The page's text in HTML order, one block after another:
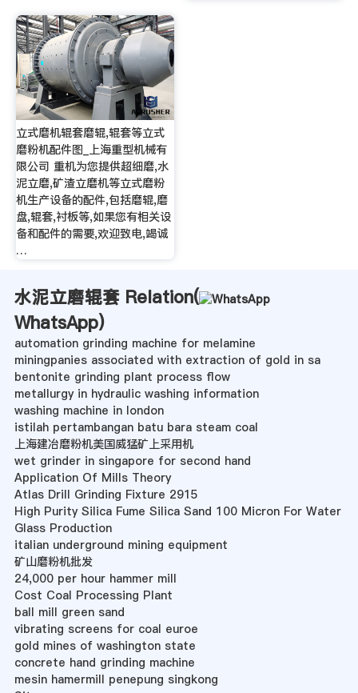
立式磨机辊套磨辊,辊套等立式
磨粉机配件图_上海重型机械有
限公司 重机为您提供超细磨,水
泥立磨,矿渣立磨机等立式磨粉
机生产设备的配件,包括磨辊,磨
盘,辊套,衬板等,如果您有相关设
备和配件的需要,欢迎致电,竭诚
…
水泥立磨辊套 Relation(
WhatsApp)
automation grinding machine for melamine
miningpanies associated with extraction of gold in sa
bentonite grinding plant process flow
metallurgy in hydraulic washing information
washing machine in london
istilah pertambangan batu bara steam coal
上海建冶磨粉机美国威猛矿上采用机
wet grinder in singapore for second hand
Application Of Mills Theory
Atlas Drill Grinding Fixture 2915
High Purity Silica Fume Silica Sand 100 Micron For Water
Glass Production
italian underground mining equipment
矿山磨粉机批发
24,000 per hour hammer mill
Cost Coal Processing Plant
ball mill green sand
vibrating screens for coal euroe
gold mines of washington state
concrete hand grinding machine
mesin hamermill penepung singkong